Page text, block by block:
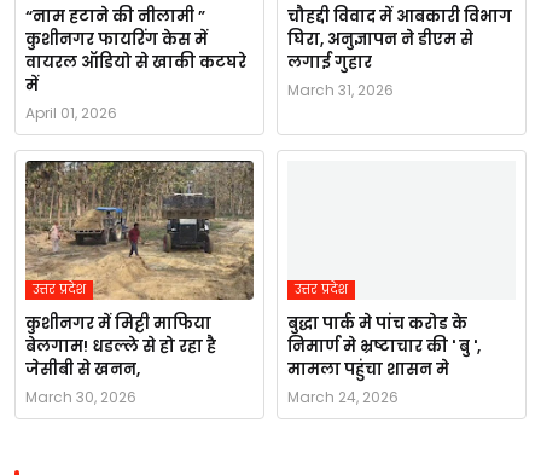
“नाम हटाने की नीलामी ”
कुशीनगर फायरिंग केस में
वायरल ऑडियो से खाकी कटघरे
में
April 01, 2026
चौहद्दी विवाद में आबकारी विभाग
घिरा, अनुज्ञापन ने डीएम से
लगाई गुहार
March 31, 2026
उत्तर प्रदेश
कुशीनगर में मिट्टी माफिया
बेलगाम! धडल्ले से हो रहा है
जेसीबी से खनन,
March 30, 2026
उत्तर प्रदेश
बुद्धा पार्क मे पांच करोड के
निमार्ण मे भ्रष्टाचार की ' बु ',
मामला पहुंचा शासन मे
March 24, 2026